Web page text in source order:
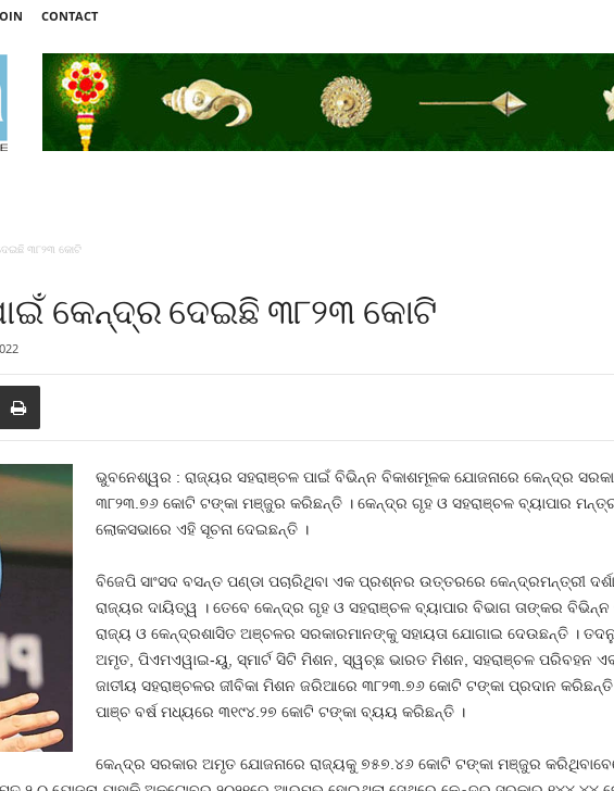
CONTACT
୩୮୨୩ କୋଟି
କେନ୍ଦ୍ର ଦେଇଛି ୩୮୨୩ କୋଟି
ଭୁବନେଶ୍ୱର : ରାଜ୍ୟର ସହରାଞ୍ଚଳ ପାଇଁ ବିଭିନ୍ନ ବିକାଶମୂଳକ ଯୋଜନାରେ କେନ୍ଦ୍ର
୩୮୨୩.୭୬ କୋଟି ଟଙ୍କା ମଞ୍ଜୁର କରିଛନ୍ତି । କେନ୍ଦ୍ର ଗୃହ ଓ ସହରାଞ୍ଚଳ ବ୍ୟାପାର
ଲୋକସଭାରେ ଏହି ସୂଚନା ଦେଇଛନ୍ତି ।
ବିଜେପି ସାଂସଦ ବସନ୍ତ ପଣ୍ଡା ପଚାରିଥିବା ଏକ ପ୍ରଶ୍ନର ଉତ୍ତରରେ କେନ୍ଦ୍ରମନ୍ତ୍ରୀ
ରାଜ୍ୟର ଦାୟିତ୍ୱ । ତେବେ କେନ୍ଦ୍ର ଗୃହ ଓ ସହରାଞ୍ଚଳ ବ୍ୟାପାର ବିଭାଗ ତାଙ୍କର
ରାଜ୍ୟ ଓ କେନ୍ଦ୍ରଶାସିତ ଅଞ୍ଚଳର ସରକାରମାନଙ୍କୁ ସହାୟତା ଯୋଗାଇ ଦେଉଛନ୍ତି ।
ଅମୃତ, ପିଏମଏୱାଇ-ୟୁ, ସ୍ମାର୍ଟ ସିଟି ମିଶନ, ସ୍ୱଚ୍ଛ ଭାରତ ମିଶନ, ସହରାଞ୍ଚଳ ପରିବହନ
ଜାତୀୟ ସହରାଞ୍ଚଳର ଜୀବିକା ମିଶନ ଜରିଆରେ ୩୮୨୩.୭୬ କୋଟି ଟଙ୍କା ପ୍ରଦାନ କରିଛନ୍ତି
ପାଞ୍ଚ ବର୍ଷ ମଧ୍ୟରେ ୩୧୯୪.୨୭ କୋଟି ଟଙ୍କା ବ୍ୟୟ କରିଛନ୍ତି ।
କେନ୍ଦ୍ର ସରକାର ଅମୃତ ଯୋଜନାରେ ରାଜ୍ୟକୁ ୭୫୭.୪୬ କୋଟି ଟଙ୍କା ମଞ୍ଜୁର